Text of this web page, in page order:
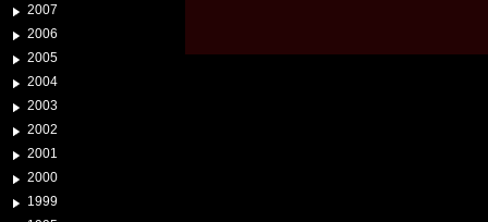
2007
2006
2005
2004
2003
2002
2001
2000
1999